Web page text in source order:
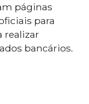
páginas
para
realizar
bancários.